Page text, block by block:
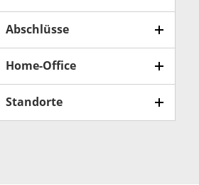
Abschlüsse
Home-Office
Standorte